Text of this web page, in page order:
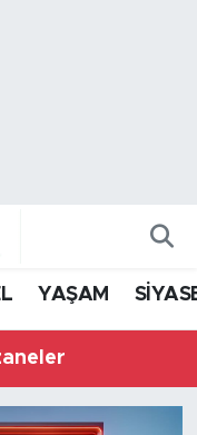
YAŞAM